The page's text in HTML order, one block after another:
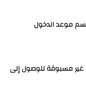
موعد الدخول
غير مسبوقة للوصول إلى